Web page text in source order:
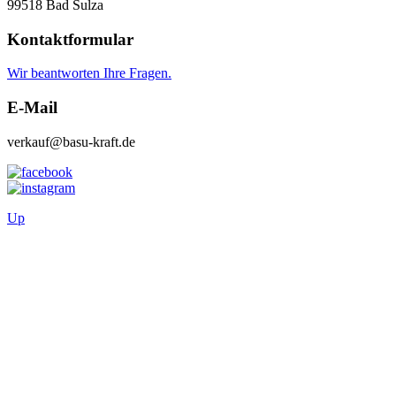
99518 Bad Sulza
Kontaktformular
Wir beantworten Ihre Fragen.
E-Mail
verkauf@basu-kraft.de
Up